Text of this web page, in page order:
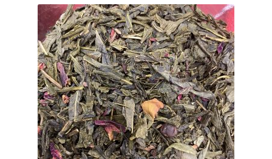
Ostoskori
Tilaus- ja sopimusehdot
Yrityksille